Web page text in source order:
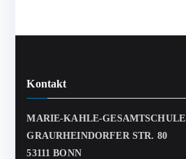
Kontakt
MARIE-KAHLE-GESAMTSCHULE
GRAURHEINDORFER STR. 80
53111 BONN